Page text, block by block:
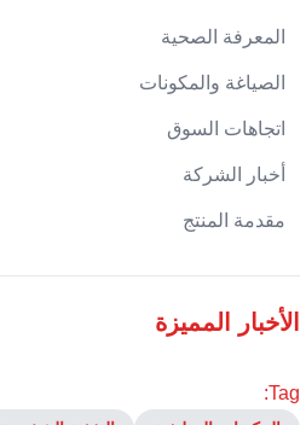
المعرفة الصحية
الصياغة والمكونات
اتجاهات السوق
أخبار الشركة
مقدمة المنتج
الأخبار المميزة
Tag: